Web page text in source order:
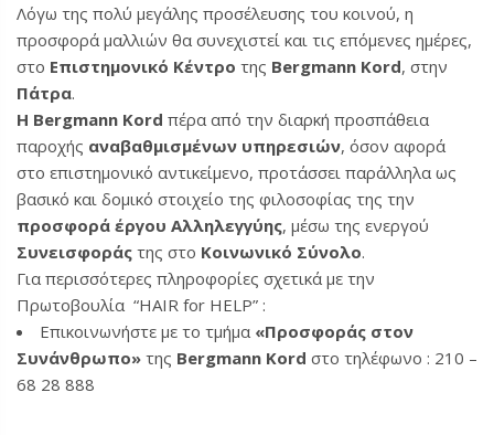
Λόγω της πολύ μεγάλης προσέλευσης του κοινού, η
προσφορά μαλλιών θα συνεχιστεί και τις επόμενες ημέρες,
στο Επιστημονικό Κέντρο της Bergmann Kord, στην
Πάτρα.
Η Bergmann Kord πέρα από την διαρκή προσπάθεια
παροχής αναβαθμισμένων υπηρεσιών, όσον αφορά
στο επιστημονικό αντικείμενο, προτάσσει παράλληλα ως
βασικό και δομικό στοιχείο της φιλοσοφίας της την
προσφορά έργου Αλληλεγγύης, μέσω της ενεργού
Συνεισφοράς της στο Κοινωνικό Σύνολο.
Για περισσότερες πληροφορίες σχετικά με την
Πρωτοβουλία “HAIR for HELP” :
Επικοινωνήστε με το τμήμα «Προσφοράς στον
Συνάνθρωπο» της Bergmann Kord στο τηλέφωνο : 210 –
68 28 888